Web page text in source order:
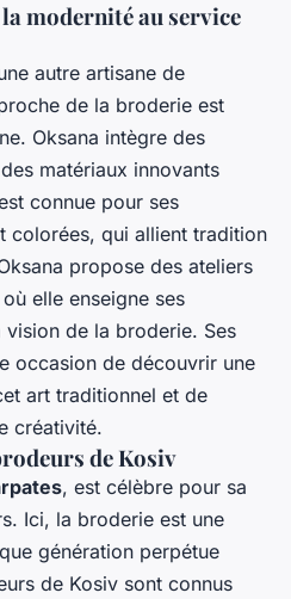
modernité au service
autre artisane de
de la broderie est
Oksana intègre des
matériaux innovants
connue pour ses
colorées, qui allient tradition
propose des ateliers
elle enseigne ses
de la broderie. Ses
occasion de découvrir une
art traditionnel et de
créativité.
de Kosiv
, est célèbre pour sa
Ici, la broderie est une
génération perpétue
de Kosiv sont connus